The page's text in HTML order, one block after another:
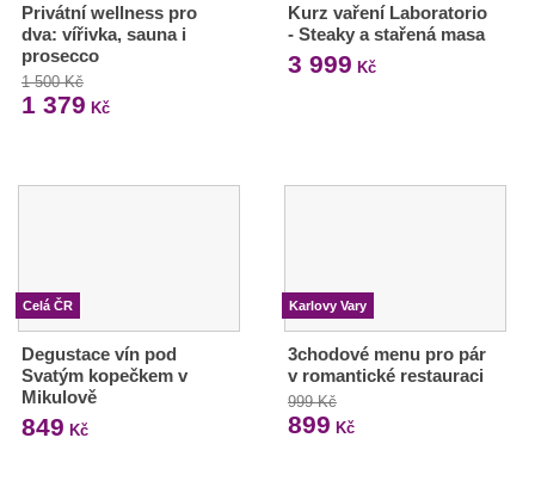
Privátní wellness pro
dva: vířivka, sauna i
prosecco
1 500 Kč
1 379 Kč
Kurz vaření Laboratorio
- Steaky a stařená masa
3 999 Kč
Celá ČR
Degustace vín pod
Svatým kopečkem v
Mikulově
849 Kč
Karlovy Vary
3chodové menu pro pár
v romantické restauraci
999 Kč
899 Kč